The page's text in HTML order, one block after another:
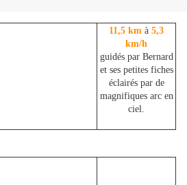
11,5 km à 5,3
km/h
guidés par Bernard
et ses petites fiches
éclairés par de
magnifiques arc en
ciel.